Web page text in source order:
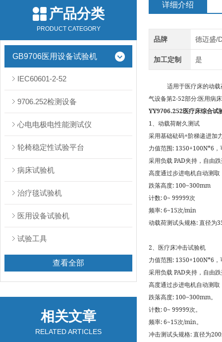
产品分类
PRODUCT CATEGORY
GB9706医用设备试验机
IEC60601-2-52
9706.252检测设备
心电电极电性能测试仪
轮椅稳定性试验平台
病床试验机
治疗毯试验机
医用设备试验机
试验工具
查看全部
相关文章
RELATED ARTICLES
详细介绍
品牌 德迈盛/
加工定制 是
适用于医疗床的动
气设备第2-52部分:医用病
YY9706.252医疗床综合试
1、动载荷耐久测试
采用基础砝码+阶梯递进加
力值范围: 1350+100N*6，
采用负载 PAD夹持，自由
高度通过步进电机自动测
跌落高度: 100~300mm
计数: 0~ 99999次
频率: 6~15次/min
动载荷测试头规格: 直径为
2、医疗床冲击试验机
力值范围: 1350+100N*6，
采用负载 PAD夹持，自由
高度通过步进电机自动测
跌落高度: 100~300mm。
计数: 0~ 99999次。
频率: 6~15次/min。
冲击测试头规格: 直径为